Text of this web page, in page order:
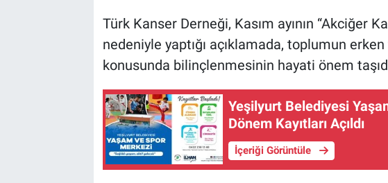
Türk Kanser Derneği, Kasım ayının “Akciğer
nedeniyle yaptığı açıklamada, toplumun
konusunda bilinçlenmesinin hayati önem
Yeşilyurt Belediyesi
Dönem Kayıtları Açıldı
İçeriği Görüntüle